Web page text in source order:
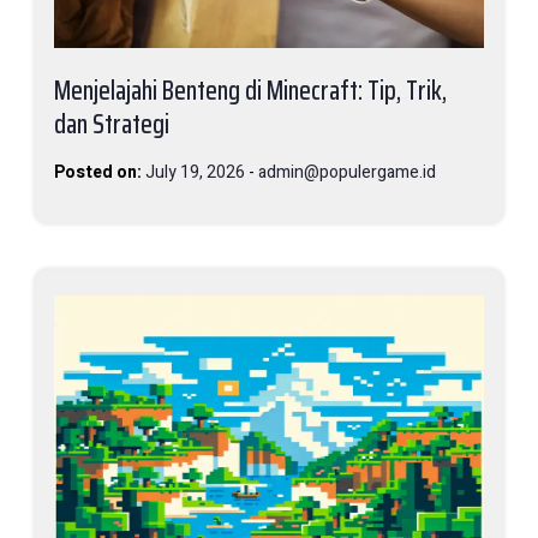
Menjelajahi Benteng di Minecraft: Tip, Trik,
dan Strategi
Posted on:July 19, 2026 -admin@populergame.id